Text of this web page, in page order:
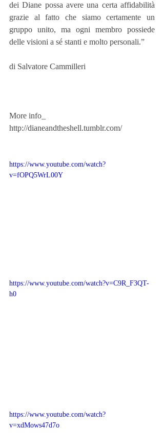
dei Diane possa avere una certa affidabilità
grazie al fatto che siamo certamente un
gruppo unito, ma ogni membro possiede
delle visioni a sé stanti e molto personali.”
di Salvatore Cammilleri
More info_
http://dianeandtheshell.tumblr.com/
https://www.youtube.com/watch?
v=fOPQ5WrL00Y
https://www.youtube.com/watch?v=C9R_F3QT-
h0
https://www.youtube.com/watch?
v=xdMows47d7o